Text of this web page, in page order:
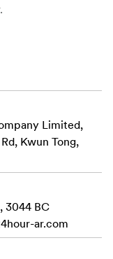
med allmänt
AA-batteri
för en
Limited,
Kwun Tong,
3044 BC
ar.com